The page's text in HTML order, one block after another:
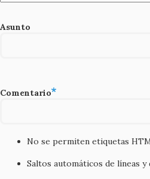
Asunto
Comentario
No se permiten etiquetas
Saltos automáticos de líneas y